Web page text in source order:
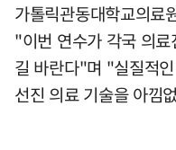
가톨릭관동대학교의료
"이번 연수가 각국 의
길 바란다"며 "실질적
선진 의료 기술을 아낌